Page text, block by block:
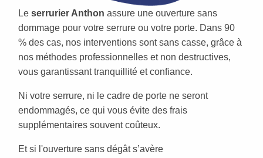
Le serrurier Anthon assure une ouverture sans
dommage pour votre serrure ou votre porte. Dans 90
% des cas, nos interventions sont sans casse, grâce à
nos méthodes professionnelles et non destructives,
vous garantissant tranquillité et confiance.
Ni votre serrure, ni le cadre de porte ne seront
endommagés, ce qui vous évite des frais
supplémentaires souvent coûteux.
Et si l'ouverture sans dégât s’avère